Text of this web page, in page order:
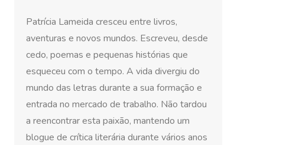
Patrícia Lameida cresceu entre livros,
aventuras e novos mundos. Escreveu, desde
cedo, poemas e pequenas histórias que
esqueceu com o tempo. A vida divergiu do
mundo das letras durante a sua formação e
entrada no mercado de trabalho. Não tardou
a reencontrar esta paixão, mantendo um
blogue de crítica literária durante vários anos